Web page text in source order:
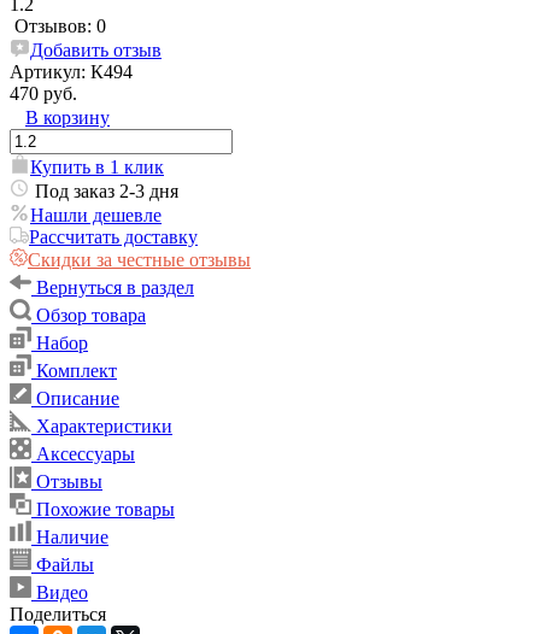
Отзывов: 0
Добавить отзыв
Артикул: К494
470 руб.
В корзину
Купить в 1 клик
Под заказ 2-3 дня
Нашли дешевле
Рассчитать доставку
Скидки за честные отзывы
Вернуться в раздел
Обзор товара
Набор
Комплект
Описание
Характеристики
Аксессуары
Отзывы
Похожие товары
Наличие
Файлы
Видео
Поделиться